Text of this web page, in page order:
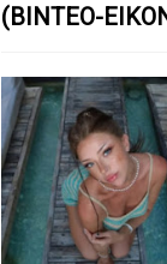
(ΒΙΝΤΕΟ-